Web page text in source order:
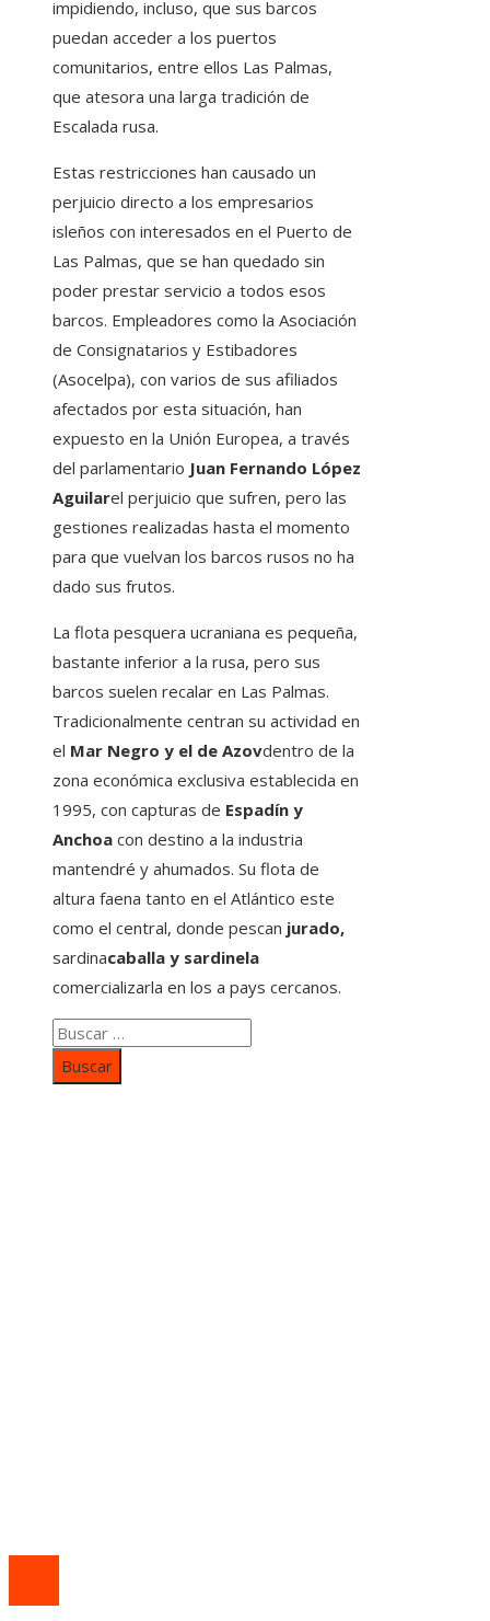
impidiendo, incluso, que sus barcos
puedan acceder a los puertos
comunitarios, entre ellos Las Palmas,
que atesora una larga tradición de
Escalada rusa.
Estas restricciones han causado un
perjuicio directo a los empresarios
isleños con interesados ​​en el Puerto de
Las Palmas, que se han quedado sin
poder prestar servicio a todos esos
barcos. Empleadores como la Asociación
de Consignatarios y Estibadores
(Asocelpa), con varios de sus afiliados
afectados por esta situación, han
expuesto en la Unión Europea, a través
del parlamentario Juan Fernando López
Aguilarel perjuicio que sufren, pero las
gestiones realizadas hasta el momento
para que vuelvan los barcos rusos no ha
dado sus frutos.
La flota pesquera ucraniana es pequeña,
bastante inferior a la rusa, pero sus
barcos suelen recalar en Las Palmas.
Tradicionalmente centran su actividad en
el Mar Negro y el de Azovdentro de la
zona económica exclusiva establecida en
1995, con capturas de Espadín y
Anchoa con destino a la industria
mantendré y ahumados. Su flota de
altura faena tanto en el Atlántico este
como el central, donde pescan jurado,
sardinacaballa y sardinela
comercializarla en los a pays cercanos.
Buscar: